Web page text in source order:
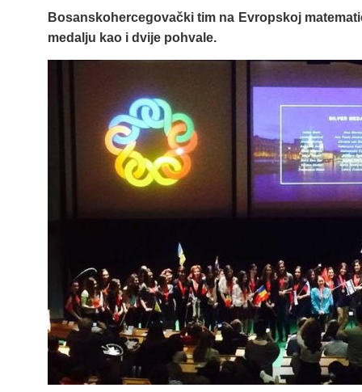
Bosanskohercegovački tim na Evropskoj
medalju kao i dvije pohvale.